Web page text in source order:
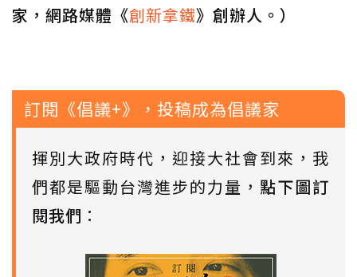
家，網路媒體《創新拿鐵》創辦人。）
訂閱《倡議+》，投稿成為倡議家
揮別大政府時代，迎接大社會到來，我
們都是驅動台灣進步的力量， 點下圖訂
閱我們 ：